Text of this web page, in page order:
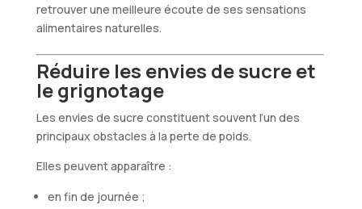
retrouver une meilleure écoute de ses sensations
alimentaires naturelles.
Réduire les envies de sucre et
le grignotage
Les envies de sucre constituent souvent l’un des
principaux obstacles à la perte de poids.
Elles peuvent apparaître :
en fin de journée ;